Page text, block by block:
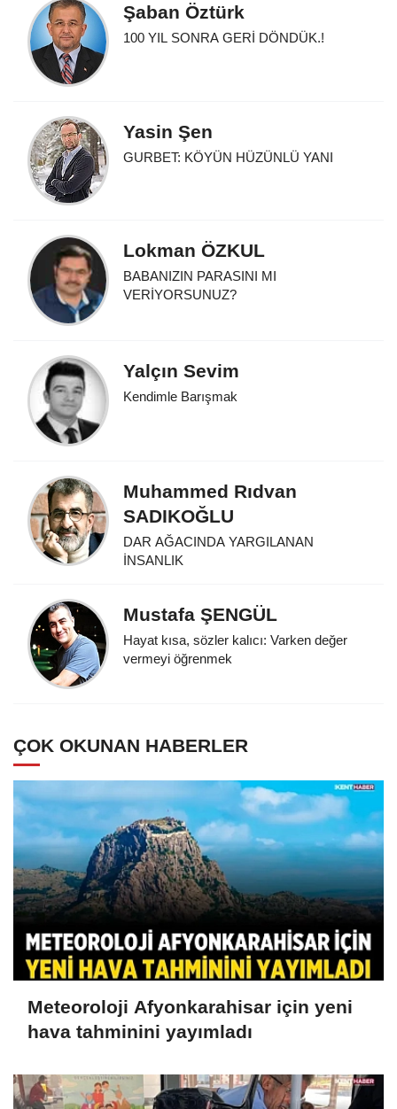
Şaban Öztürk
100 YIL SONRA GERİ DÖNDÜK.!
Yasin Şen
GURBET: KÖYÜN HÜZÜNLÜ YANI
Lokman ÖZKUL
BABANIZIN PARASINI MI
VERİYORSUNUZ?
Yalçın Sevim
Kendimle Barışmak
Muhammed Rıdvan
SADIKOĞLU
DAR AĞACINDA YARGILANAN
İNSANLIK
Mustafa ŞENGÜL
Hayat kısa, sözler kalıcı: Varken değer
vermeyi öğrenmek
ÇOK OKUNAN HABERLER
Meteoroloji Afyonkarahisar için yeni
hava tahminini yayımladı